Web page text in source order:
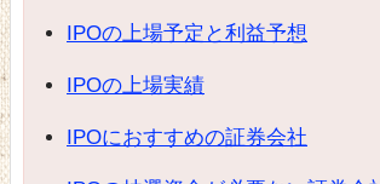
IPOの上場予定と利益予想
IPOの上場実績
IPOにおすすめの証券会社